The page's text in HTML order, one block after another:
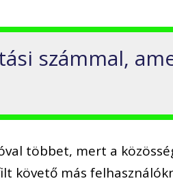
számmal,
többet, mert a
követő más